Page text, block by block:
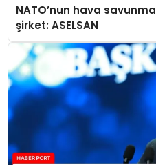
NATO’nun hava
şirket: ASELSAN